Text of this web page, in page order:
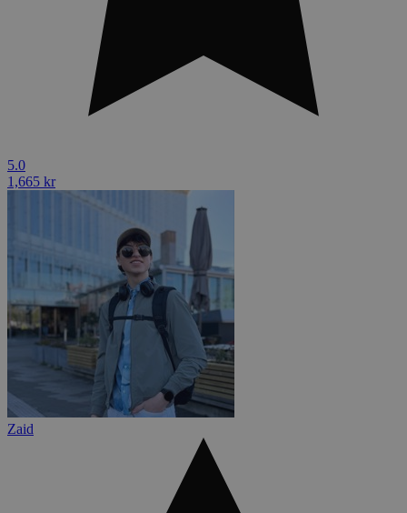
5.0
1,665 kr
Zaid